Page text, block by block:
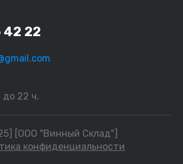
42 22
до 22 ч.
[ООО "Винный Склад"]
конфиденциальности